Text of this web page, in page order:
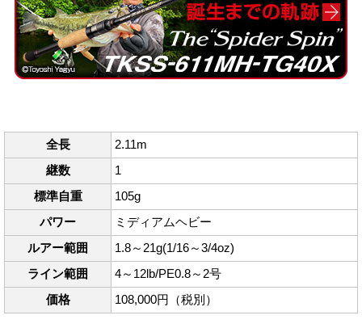
全長
2.11m
継数
1
標準自重
105g
パワー
ミディアムヘビー
ルアー範囲
1.8～21g(1/16～3/4oz)
ライン範囲
4～12lb/PE0.8～2号
価格
108,000円（税別）